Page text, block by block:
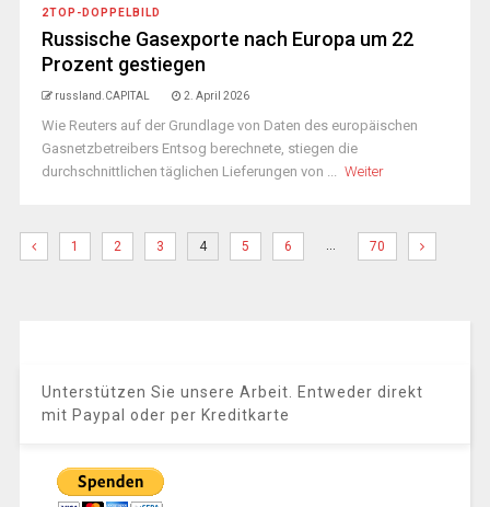
2TOP-DOPPELBILD
Russische Gasexporte nach Europa um 22
Prozent gestiegen
russland.CAPITAL 2. April 2026
Wie Reuters auf der Grundlage von Daten des europäischen
Gasnetzbetreibers Entsog berechnete, stiegen die
durchschnittlichen täglichen Lieferungen von ... Weiter
1 2 3 4 5 6 … 70
Unterstützen Sie unsere Arbeit. Entweder direkt
mit Paypal oder per Kreditkarte